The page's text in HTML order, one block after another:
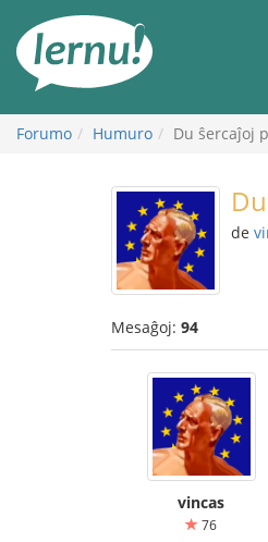
enhavo
Forumo Humuro Du ŝercaĵoj
de
Mesaĝoj: 94
vincas
76